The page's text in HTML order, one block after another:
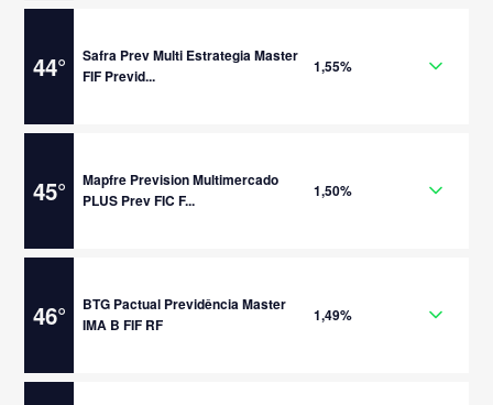
44°
Safra Prev Multi Estrategia Master
FIF Previd...
1,55%
45°
Mapfre Prevision Multimercado
PLUS Prev FIC F...
1,50%
46°
BTG Pactual Previdência Master
IMA B FIF RF
1,49%